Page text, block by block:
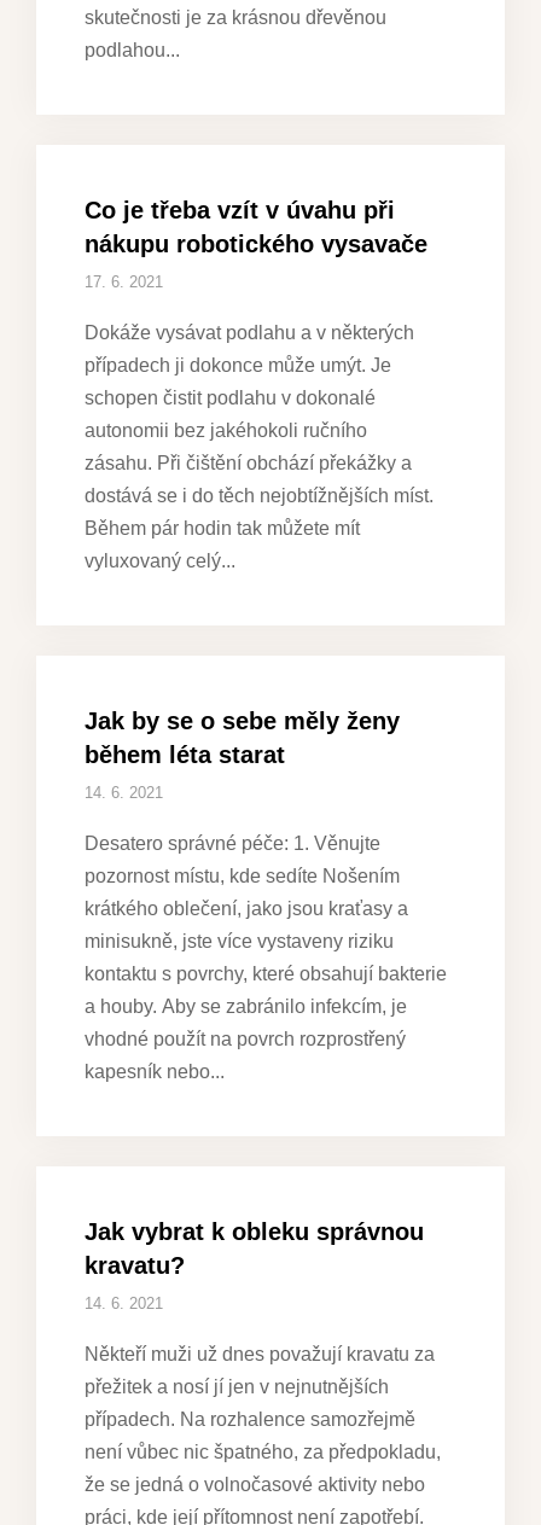
skutečnosti je za krásnou dřevěnou
podlahou
Co je třeba vzít v úvahu při
nákupu robotického vysavače
17. 6. 2021
Dokáže vysávat podlahu a v některých
případech ji dokonce může umýt. Je
schopen čistit podlahu v dokonalé
autonomii bez jakéhokoli ručního
zásahu. Při čištění obchází překážky a
dostává se i do těch nejobtížnějších míst.
Během pár hodin tak můžete mít
vyluxovaný celý
Jak by se o sebe měly ženy
během léta starat
14. 6. 2021
Desatero správné péče: 1. Věnujte
pozornost místu, kde sedíte Nošením
krátkého oblečení, jako jsou kraťasy a
minisukně, jste více vystaveny riziku
kontaktu s povrchy, které obsahují bakterie
a houby. Aby se zabránilo infekcím, je
vhodné použít na povrch rozprostřený
kapesník nebo
Jak vybrat k obleku správnou
kravatu?
14. 6. 2021
Někteří muži už dnes považují kravatu za
přežitek a nosí jí jen v nejnutnějších
případech. Na rozhalence samozřejmě
není vůbec nic špatného, za předpokladu,
že se jedná o volnočasové aktivity nebo
práci, kde její přítomnost není zapotřebí.